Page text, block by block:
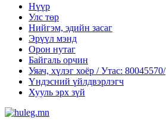
Нүүр
Улс төр
Нийгэм, эдийн засаг
Эрүүл мэнд
Орон нутаг
Байгаль орчин
Уяач, хүлэг хоёр / Утас: 80045570/
Үндэсний үйлдвэрлэгч
Хууль эрх зүй